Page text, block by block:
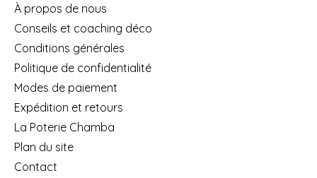
À propos de nous
Conseils et coaching déco
Conditions générales
Politique de confidentialité
Modes de paiement
Expédition et retours
La Poterie Chamba
Plan du site
Contact